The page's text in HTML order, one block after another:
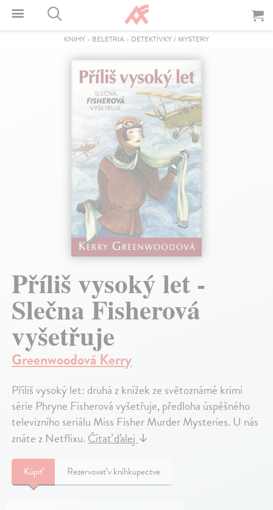
KNIHY - BELETRIA - DETEKTÍVKY / MYSTERY
Příliš vysoký let -
Slečna Fisherová
vyšetřuje
Greenwoodová Kerry
Příliš vysoký let: druhá z knížek ze světoznámé krimi
série Phryne Fisherová vyšetřuje, předloha úspěšného
televizního seriálu Miss Fisher Murder Mysteries. U nás
znáte z Netflixu.Čítať ďalej↓
Kúpiť Rezervovať v kníhkupectve